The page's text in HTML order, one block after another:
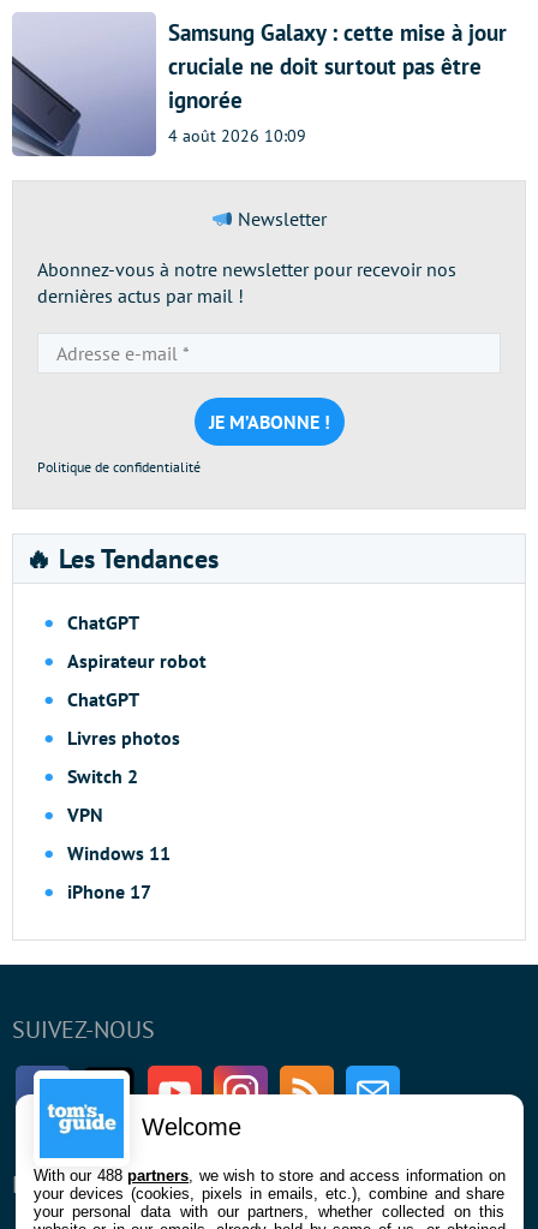
Samsung Galaxy : cette mise à jour
cruciale ne doit surtout pas être
ignorée
4 août 2026 10:09
Newsletter
Abonnez-vous à notre newsletter pour recevoir nos
dernières actus par mail !
e-
mail
*
Politique de confidentialité
🔥 Les Tendances
ChatGPT
Aspirateur robot
ChatGPT
Livres photos
Switch 2
VPN
Windows 11
iPhone 17
SUIVEZ-NOUS
FacebookTwitter Youtube InstagramRSS Newsletter
ENTREPRISE À PROPOS
Welcome
With our 488partners , we wish to store and access information on
your devices (cookies, pixels in emails, etc.), combine and share
your personal data with our partners, whether collected on this